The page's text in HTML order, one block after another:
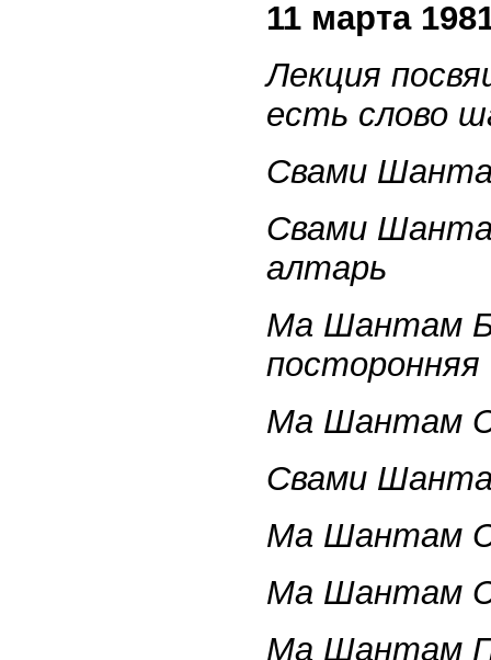
11 марта
Лекция
есть слово
Свами
Свами
алтарь
Ма Шантам
посторонняя
Ма Шантам
Свами
Ма Шантам
Ма Шантам
Ма Шантам